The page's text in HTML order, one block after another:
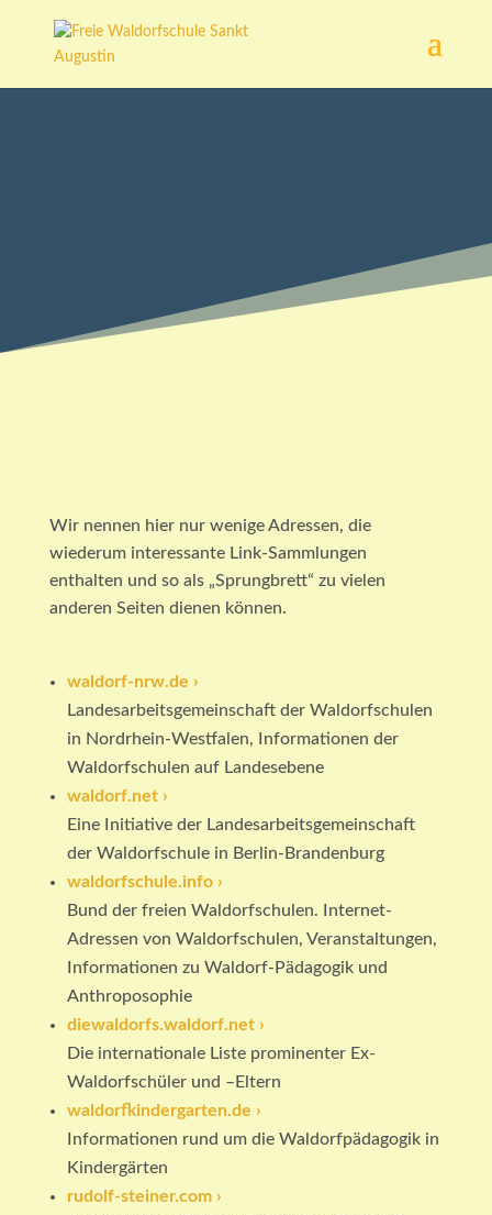
Wir nennen hier nur wenige Adressen, die
wiederum interessante Link-Sammlungen
enthalten und so als „Sprungbrett“ zu vielen
anderen Seiten dienen können.
waldorf-nrw.de ›
Landesarbeitsgemeinschaft der Waldorfschulen
in Nordrhein-Westfalen, Informationen der
Waldorfschulen auf Landesebene
waldorf.net ›
Eine Initiative der Landesarbeitsgemeinschaft
der Waldorfschule in Berlin-Brandenburg
waldorfschule.info ›
Bund der freien Waldorfschulen. Internet-
Adressen von Waldorfschulen, Veranstaltungen,
Informationen zu Waldorf-Pädagogik und
Anthroposophie
diewaldorfs.waldorf.net ›
Die internationale Liste prominenter Ex-
Waldorfschüler und –Eltern
waldorfkindergarten.de ›
Informationen rund um die Waldorfpädagogik in
Kindergärten
rudolf-steiner.com ›